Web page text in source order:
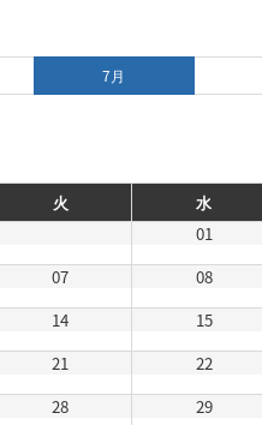
7月
火 水
01
07 08
14 15
21 22
28 29